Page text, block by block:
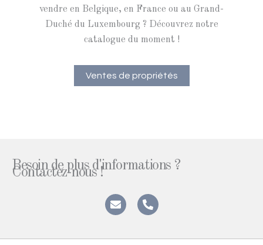
vendre en Belgique, en France ou au Grand-
Duché du Luxembourg ? Découvrez notre
catalogue du moment !
Ventes de propriétés
Besoin de plus d'informations ?
Contactez-nous !
E
n
v
P
h
o